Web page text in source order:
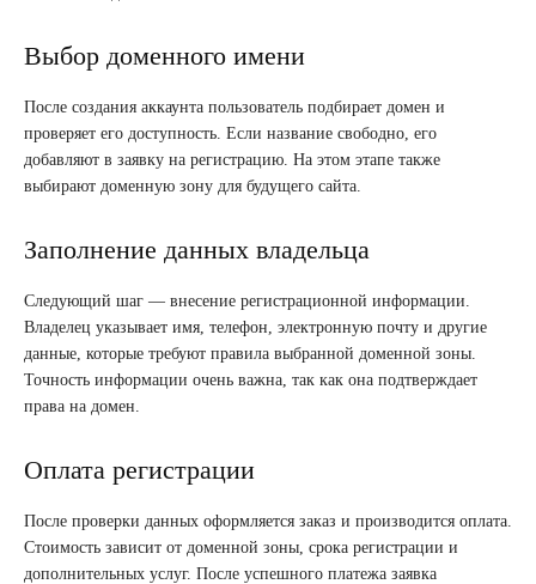
Выбор доменного имени
После создания аккаунта пользователь подбирает домен и
проверяет его доступность. Если название свободно, его
добавляют в заявку на регистрацию. На этом этапе также
выбирают доменную зону для будущего сайта.
Заполнение данных владельца
Следующий шаг — внесение регистрационной информации.
Владелец указывает имя, телефон, электронную почту и другие
данные, которые требуют правила выбранной доменной зоны.
Точность информации очень важна, так как она подтверждает
права на домен.
Оплата регистрации
После проверки данных оформляется заказ и производится оплата.
Стоимость зависит от доменной зоны, срока регистрации и
дополнительных услуг. После успешного платежа заявка